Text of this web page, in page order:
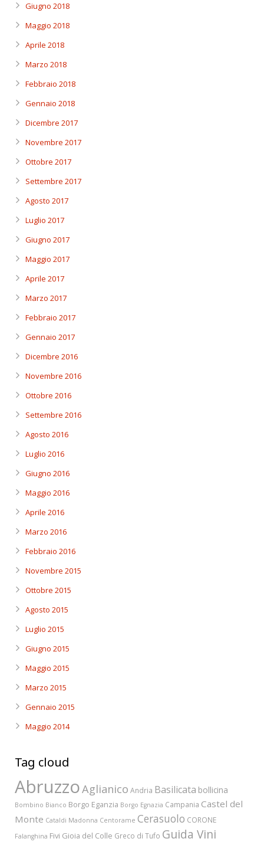
Giugno 2018
Maggio 2018
Aprile 2018
Marzo 2018
Febbraio 2018
Gennaio 2018
Dicembre 2017
Novembre 2017
Ottobre 2017
Settembre 2017
Agosto 2017
Luglio 2017
Giugno 2017
Maggio 2017
Aprile 2017
Marzo 2017
Febbraio 2017
Gennaio 2017
Dicembre 2016
Novembre 2016
Ottobre 2016
Settembre 2016
Agosto 2016
Luglio 2016
Giugno 2016
Maggio 2016
Aprile 2016
Marzo 2016
Febbraio 2016
Novembre 2015
Ottobre 2015
Agosto 2015
Luglio 2015
Giugno 2015
Maggio 2015
Marzo 2015
Gennaio 2015
Maggio 2014
Tag cloud
AbruzzoAglianico Andria Basilicata bollicina
Bombino Bianco Borgo Eganzia Borgo Egnazia Campania Castel del
Monte Cataldi Madonna Centorame Cerasuolo CORONE
Falanghina Fivi Gioia del Colle Greco di Tufo Guida Vini